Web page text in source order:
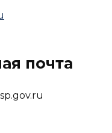
почта